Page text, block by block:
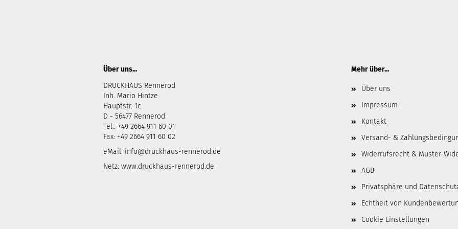
Über uns...
DRUCKHAUS Rennerod
Inh. Mario Hintze
Hauptstr. 1c
D - 56477 Rennerod
Tel.: +49 2664 911 60 01
Fax: +49 2664 911 60 02
eMail: info@druckhaus-rennerod.de
Netz: www.druckhaus-rennerod.de
Mehr über...
Über uns
Impressum
Kontakt
Versand- &
Widerrufsrecht & Muster-
AGB
Privatsphäre und
Echtheit von
Cookie Einstellungen